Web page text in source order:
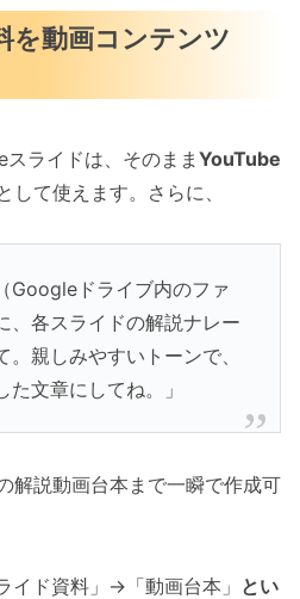
を動画コンテンツ
ライドは、そのまま YouTube
して使えます。さらに、
Googleドライブ内のファ
、各スライドの解説ナレー
親しみやすいトーンで、
文章にしてね。」
解説動画台本まで一瞬で作成可
ド資料」→「動画台本」 とい